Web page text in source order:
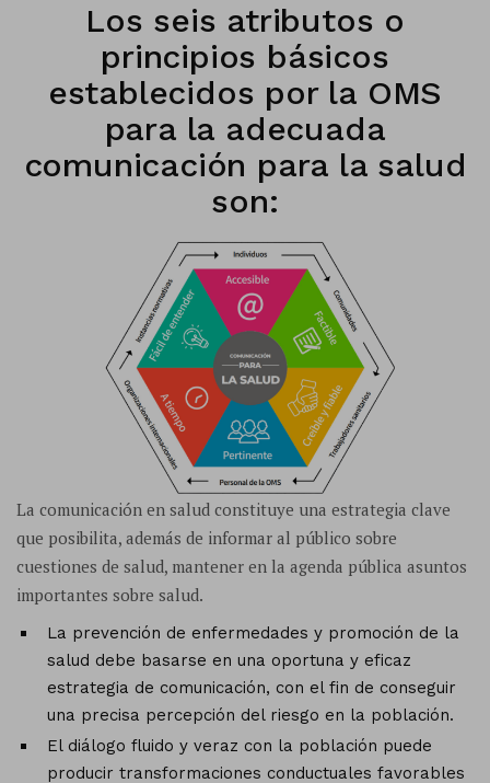
Los seis atributos o
principios básicos
establecidos por la OMS
para la adecuada
comunicación para la salud
son:
La comunicación en salud constituye una estrategia clave
que posibilita, además de informar al público sobre
cuestiones de salud, mantener en la agenda pública asuntos
importantes sobre salud.
La prevención de enfermedades y promoción de la
salud debe basarse en una oportuna y eficaz
estrategia de comunicación, con el fin de conseguir
una precisa percepción del riesgo en la población.
El diálogo fluido y veraz con la población puede
producir transformaciones conductuales favorables